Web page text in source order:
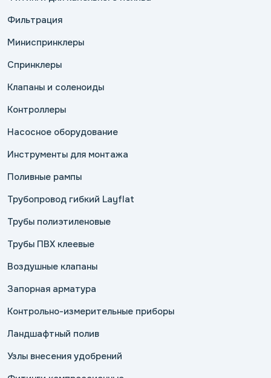
Фильтрация
Миниспринклеры
Спринклеры
Клапаны и соленоиды
Контроллеры
Насосное оборудование
Инструменты для монтажа
Поливные рампы
Трубопровод гибкий Layflat
Трубы полиэтиленовые
Трубы ПВХ клеевые
Воздушные клапаны
Запорная арматура
Контрольно-измерительные приборы
Ландшафтный полив
Узлы внесения удобрений